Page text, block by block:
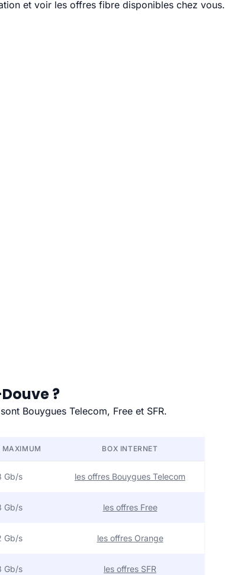
et voir les offres fibre disponibles chez vous.
?
Bouygues Telecom, Free et SFR.
MAXIMUM BOX INTERNET
Gb/s les offres Bouygues Telecom
Gb/s les offres Free
Gb/s les offres Orange
Gb/s les offres SFR